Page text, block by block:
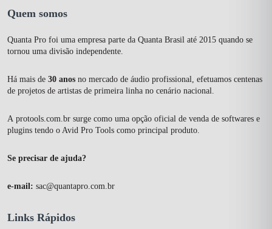
Quem somos
Quanta Pro foi uma empresa parte da Quanta Brasil até 2015 quando se
tornou uma divisão independente.
Há mais de 30 anos no mercado de áudio profissional, efetuamos centenas
de projetos de artistas de primeira linha no cenário nacional.
A protools.com.br surge como uma opção oficial de venda de softwares e
plugins tendo o Avid Pro Tools como principal produto.
Se precisar de ajuda?
e-mail: sac@quantapro.com.br
Links Rápidos